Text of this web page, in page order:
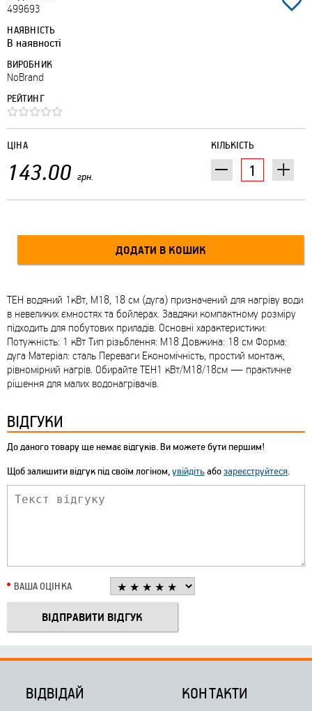
499693
НАЯВНІСТЬ
В наявності
ВИРОБНИК
NoBrand
РЕЙТИНГ
КІЛЬКІСТЬ
ЦІНА
143.00 грн.
ТЕН водяний 1кВт, М18, 18 см (дуга) призначений для нагріву води
в невеликих ємностях та бойлерах. Завдяки компактному розміру
підходить для побутових приладів. Основні характеристики:
Потужність: 1 кВт Тип різьблення: М18 Довжина: 18 см Форма:
дуга Матеріал: сталь Переваги Економічність, простий монтаж,
рівномірний нагрів. Обирайте ТЕН1 кВт/М18/18см — практичне
рішення для малих водонагрівачів.
ВІДГУКИ
До даного товару ще немає відгуків. Ви можете бути першим!
Щоб залишити відгук під своїм логіном,увійдітьабозареєструйтеся.
ВАША ОЦІНКА
ВІДВІДАЙ КОНТАКТИ